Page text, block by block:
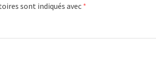
sont indiqués avec *